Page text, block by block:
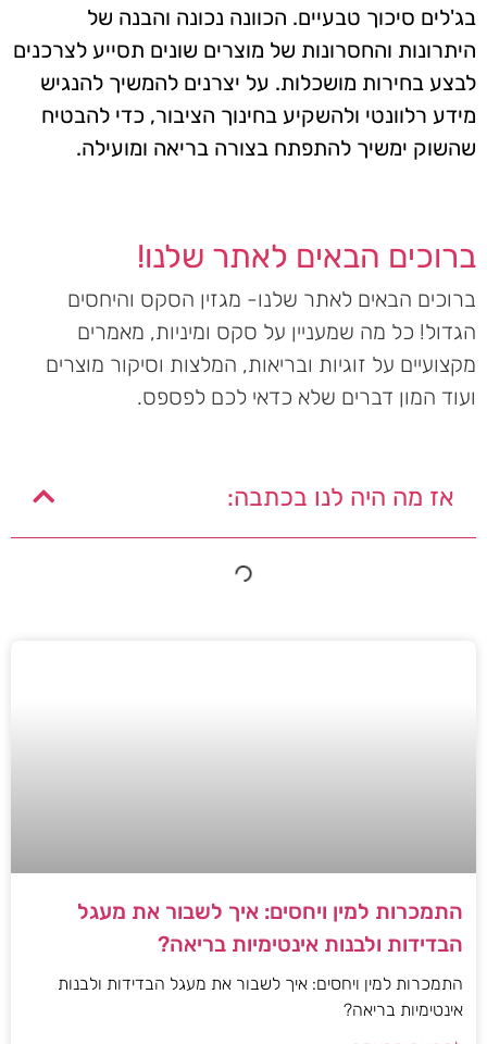
בג'לים סיכוך טבעיים. הכוונה נכונה והבנה של
היתרונות והחסרונות של מוצרים שונים תסייע לצרכנים
לבצע בחירות מושכלות. על יצרנים להמשיך להנגיש
מידע רלוונטי ולהשקיע בחינוך הציבור, כדי להבטיח
שהשוק ימשיך להתפתח בצורה בריאה ומועילה.
ברוכים הבאים לאתר שלנו!
ברוכים הבאים לאתר שלנו- מגזין הסקס והיחסים
הגדול! כל מה שמעניין על סקס ומיניות, מאמרים
מקצועיים על זוגיות ובריאות, המלצות וסיקור מוצרים
ועוד המון דברים שלא כדאי לכם לפספס.
אז מה היה לנו בכתבה:
התמכרות למין ויחסים: איך לשבור את מעגל
הבדידות ולבנות אינטימיות בריאה?
התמכרות למין ויחסים: איך לשבור את מעגל הבדידות ולבנות
אינטימיות בריאה?